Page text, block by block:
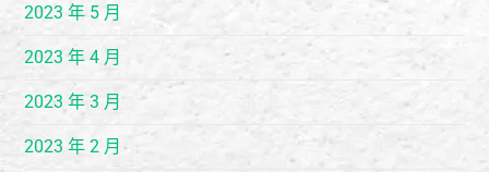
2023 年 5 月
2023 年 4 月
2023 年 3 月
2023 年 2 月